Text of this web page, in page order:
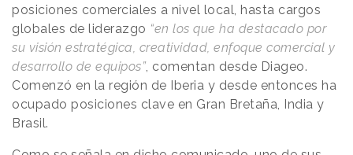
posiciones comerciales a nivel local, hasta cargos
globales de liderazgo “en los que ha destacado por
su visión estratégica, creatividad, enfoque comercial y
desarrollo de equipos”, comentan desde Diageo.
Comenzó en la región de Iberia y desde entonces ha
ocupado posiciones clave en Gran Bretaña, India y
Brasil.